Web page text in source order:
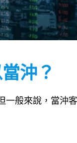
沖？
般來說，當沖